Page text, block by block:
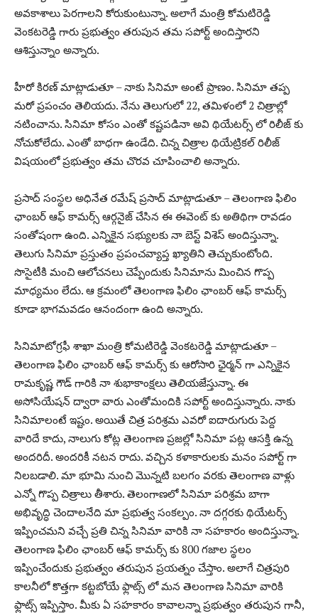
అవకాశాలు పెరగాలని కోరుకుంటున్నా. అలాగే మంత్రి కోమటిరెడ్డి
వెంకటరెడ్డి గారు ప్రభుత్వం తరుపున తమ సపోర్ట్ అందిస్తారని
ఆశిస్తున్నాం అన్నారు.
హీరో కిరణ్ మాట్లాడుతూ – నాకు సినిమా అంటే ప్రాణం. సినిమా తప్ప
మరో ప్రపంచం తెలియదు. నేను తెలుగులో 22, తమిళంలో 2 చిత్రాల్లో
నటించాను. సినిమా కోసం ఎంతో కష్టపడినా అవి థియేటర్స్ లో రిలీజ్ కు
నోచుకోలేదు. ఎంతో బాధగా ఉండేది. చిన్న చిత్రాల థియేట్రికల్ రిలీజ్
విషయంలో ప్రభుత్వం తమ చొరవ చూపించాలి అన్నారు.
ప్రసాద్ సంస్థల అధినేత రమేష్ ప్రసాద్ మాట్లాడుతూ – తెలంగాణ ఫిలిం
ఛాంబర్ ఆఫ్ కామర్స్ ఆర్గనైజ్ చేసిన ఈ ఈవెంట్ కు అతిథిగా రావడం
సంతోషంగా ఉంది. ఎన్నికైన సభ్యులకు నా బెస్ట్ విశెస్ అందిస్తున్నా.
తెలుగు సినిమా ప్రస్తుతం ప్రపంచవ్యాప్త ఖ్యాతిని తెచ్చుకుంటోంది.
సొసైటీకి మంచి ఆలోచనలు చెప్పేందుకు సినిమాను మించిన గొప్ప
మాధ్యమం లేదు. ఆ క్రమంలో తెలంగాణ ఫిలిం ఛాంబర్ ఆఫ్ కామర్స్
కూడా భాగమవడం ఆనందంగా ఉంది అన్నారు.
సినిమాటోగ్రఫీ శాఖా మంత్రి కోమటిరెడ్డి వెంకటరెడ్డి మాట్లాడుతూ –
తెలంగాణ ఫిలిం ఛాంబర్ ఆఫ్ కామర్స్ కు ఆరోసారి ఛైర్మన్ గా ఎన్నికైన
రామకృష్ణ గౌడ్ గారికి నా శుభాకాంక్షలు తెలియజేస్తున్నా. ఈ
అసోసియేషన్ ద్వారా వారు ఎంతోమందికి సపోర్ట్ అందిస్తున్నారు. నాకు
సినిమాలంటే ఇష్టం. అయితే చిత్ర పరిశ్రమ ఎవరో ఐదారుగురు పెద్ద
వారిదే కాదు, నాలుగు కోట్ల తెలంగాణ ప్రజల్లో సినిమా పట్ల ఆసక్తి ఉన్న
అందరిదీ. అందరికీ నటన రాదు. వచ్చిన కళాకారులకు మనం సపోర్ట్ గా
నిలబడాలి. మా భూమి నుంచి మొన్నటి బలగం వరకు తెలంగాణ వాళ్లు
ఎన్నో గొప్ప చిత్రాలు తీశారు. తెలంగాణలో సినిమా పరిశ్రమ బాగా
అభివృద్ధి చెందాలనేది మా ప్రభుత్వ సంకల్పం. నా దగ్గరకు థియేటర్స్
ఇప్పించమని వచ్చే ప్రతి చిన్న సినిమా వారికి నా సహకారం అందిస్తున్నా.
తెలంగాణ ఫిలిం ఛాంబర్ ఆఫ్ కామర్స్ కు 800 గజాల స్థలం
ఇప్పించేందుకు ప్రభుత్వం తరుపున ప్రయత్నం చేస్తాం. అలాగే చిత్రపురి
కాలనీలో కొత్తగా కట్టబోయే ఫ్లాట్స్ లో మన తెలంగాణ సినిమా వారికి
ఫ్లాట్స్ ఇప్పిస్తాం. మీకు ఏ సహకారం కావాలన్నా ప్రభుత్వం తరుపున గానీ,